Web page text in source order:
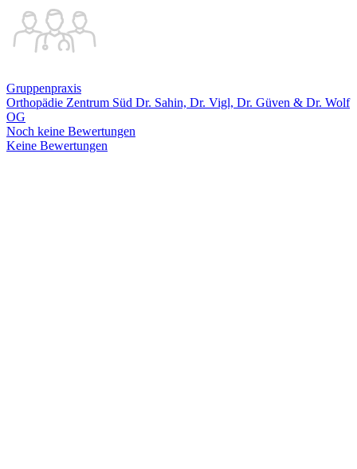
Gruppenpraxis
Orthopädie Zentrum Süd Dr. Sahin, Dr. Vigl, Dr. Güven & Dr. Wolf
OG
Noch keine Bewertungen
Keine Bewertungen